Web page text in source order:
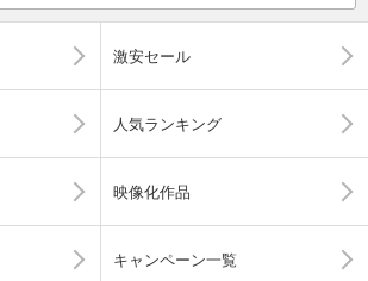
激安セール
人気ランキング
映像化作品
キャンペーン一覧